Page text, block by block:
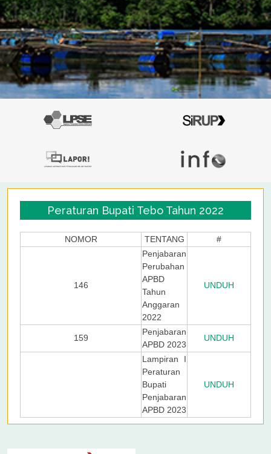
Peraturan Bupati Tebo Tahun 2022
NOMOR TENTANG #
146
Penjabaran
Perubahan
APBD
Tahun
Anggaran
2022
UNDUH
159
Penjabaran
APBD 2023
UNDUH
Lampiran I
Peraturan
Bupati
Penjabaran
APBD 2023
UNDUH